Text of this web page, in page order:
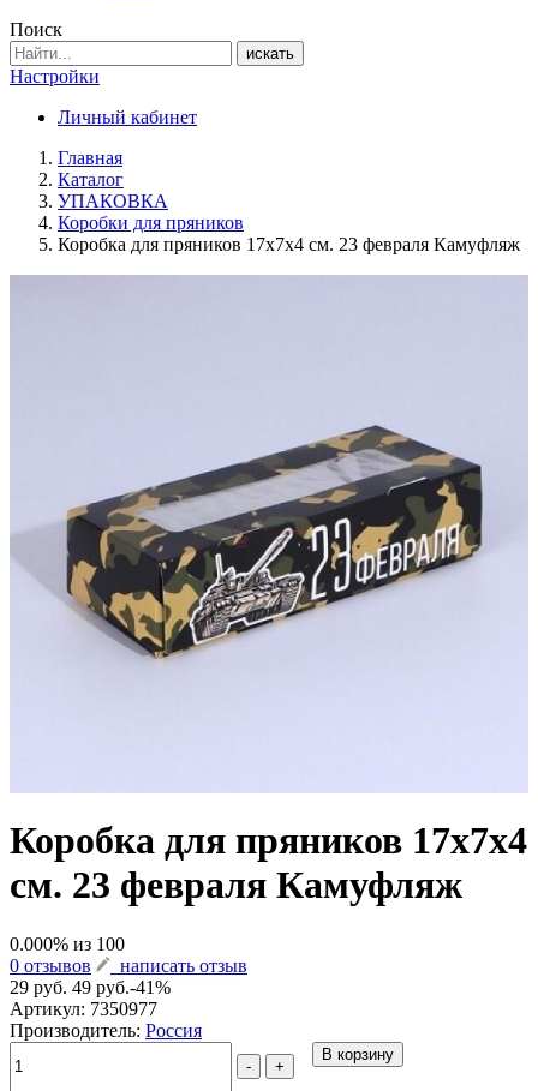
Поиск
искать
Настройки
Личный кабинет
Главная
Каталог
УПАКОВКА
Коробки для пряников
Коробка для пряников 17х7х4 см. 23 февраля Камуфляж
Коробка для пряников 17х7х4
см. 23 февраля Камуфляж
0.000% из 100
0 отзывов
написать отзыв
29 руб. 49 руб.-41%
Артикул: 7350977
Производитель: Россия
- +
В корзину